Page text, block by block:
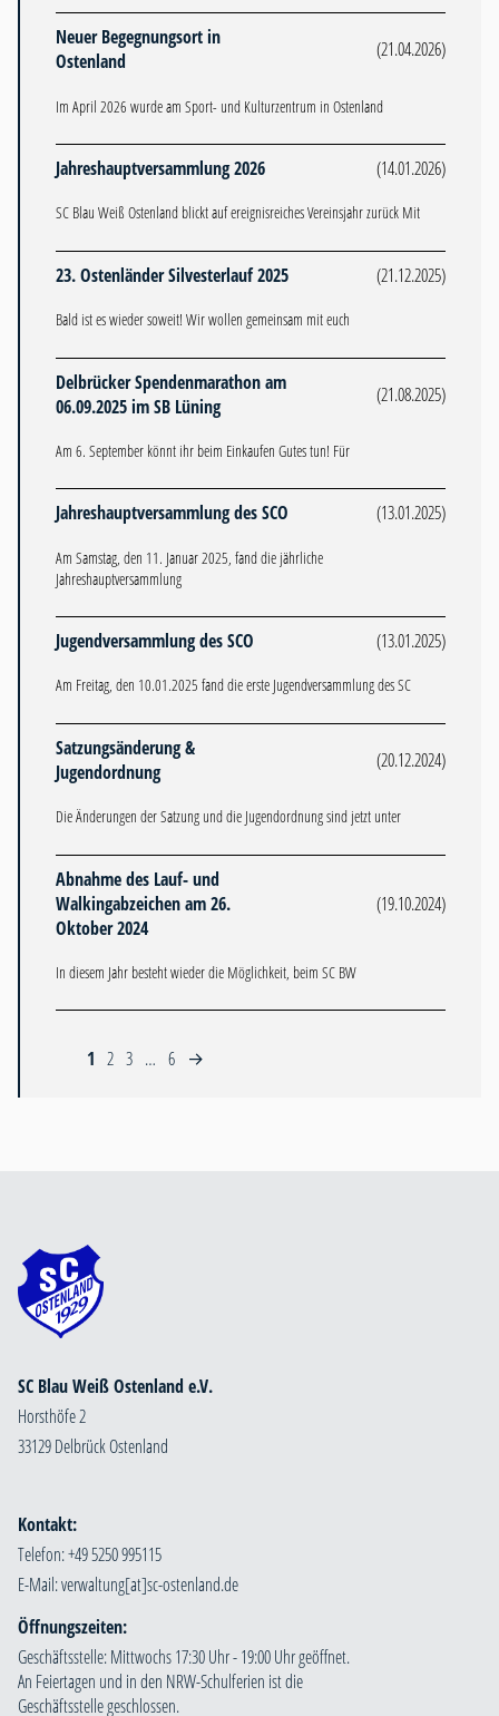
Neuer Begegnungsort in
Ostenland
(21.04.2026)
Im April 2026 wurde am Sport- und Kulturzentrum in Ostenland
Jahreshauptversammlung 2026 (14.01.2026)
SC Blau Weiß Ostenland blickt auf ereignisreiches Vereinsjahr zurück Mit
23. Ostenländer Silvesterlauf 2025 (21.12.2025)
Bald ist es wieder soweit! Wir wollen gemeinsam mit euch
Delbrücker Spendenmarathon am
06.09.2025 im SB Lüning
(21.08.2025)
Am 6. September könnt ihr beim Einkaufen Gutes tun! Für
Jahreshauptversammlung des SCO (13.01.2025)
Am Samstag, den 11. Januar 2025, fand die jährliche
Jahreshauptversammlung
Jugendversammlung des SCO (13.01.2025)
Am Freitag, den 10.01.2025 fand die erste Jugendversammlung des SC
Satzungsänderung &
Jugendordnung
(20.12.2024)
Die Änderungen der Satzung und die Jugendordnung sind jetzt unter
Abnahme des Lauf- und
Walkingabzeichen am 26.
Oktober 2024
(19.10.2024)
In diesem Jahr besteht wieder die Möglichkeit, beim SC BW
1 2 3 … 6 →
SC Blau Weiß Ostenland e.V.
Horsthöfe 2
33129 Delbrück Ostenland
Kontakt:
Telefon: +49 5250 995115
E-Mail:
Öffnungszeiten:
Geschäftsstelle: Mittwochs 17:30 Uhr - 19:00 Uhr geöffnet.
An Feiertagen und in den NRW-Schulferien ist die
Geschäftsstelle geschlossen.